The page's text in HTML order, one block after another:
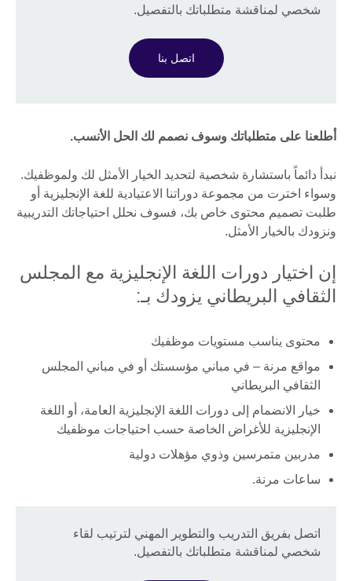
شخصي لمناقشة متطلباتك بالتفصيل.
اتصل بنا
أطلعنا على متطلباتك وسوف نصمم لك الحل الأنسب.
نبدأ دائماً باستشارة شخصية لتحديد الخيار الأمثل لك ولموظفيك.
وسواء اخترت من مجموعة دوراتنا الاعتيادية للغة الإنجليزية أو
طلبت تصميم محتوى خاص بك، فسوف نحلل احتياجاتك التدريبية
ونزودك بالخيار الأمثل.
إن اختيار دورات اللغة الإنجليزية مع المجلس
الثقافي البريطاني يزودك بـ:
محتوى يناسب مستويات موظفيك
مواقع مرنة – في مباني مؤسستك أو في مباني المجلس
الثقافي البريطاني
خيار الانضمام إلى دورات اللغة الإنجليزية العامة، أو اللغة
الإنجليزية للأغراض الخاصة حسب احتياجات موظفيك
مدربين متمرسين وذوي مؤهلات دولية
ساعات مرنة.
اتصل بفريق التدريب والتطوير المهني لترتيب لقاء
شخصي لمناقشة متطلباتك بالتفصيل.